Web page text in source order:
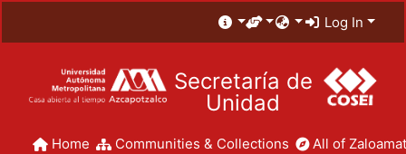
Log In
Secretaría de
Unidad
Home Communities & Collections All of